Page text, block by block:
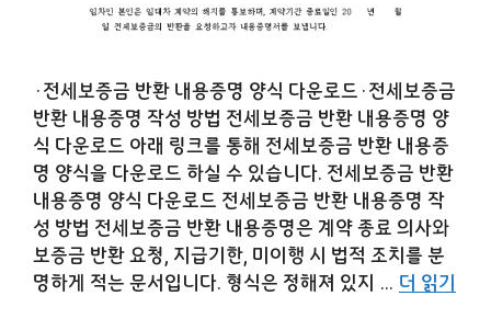
·전세보증금 반환 내용증명 양식 다운로드·전세보증금
반환 내용증명 작성 방법 전세보증금 반환 내용증명 양
식 다운로드 아래 링크를 통해 전세보증금 반환 내용증
명 양식을 다운로드 하실 수 있습니다. 전세보증금 반환
내용증명 양식 다운로드 전세보증금 반환 내용증명 작
성 방법 전세보증금 반환 내용증명은 계약 종료 의사와
보증금 반환 요청, 지급기한, 미이행 시 법적 조치를 분
명하게 적는 문서입니다. 형식은 정해져 있지 … 더 읽기